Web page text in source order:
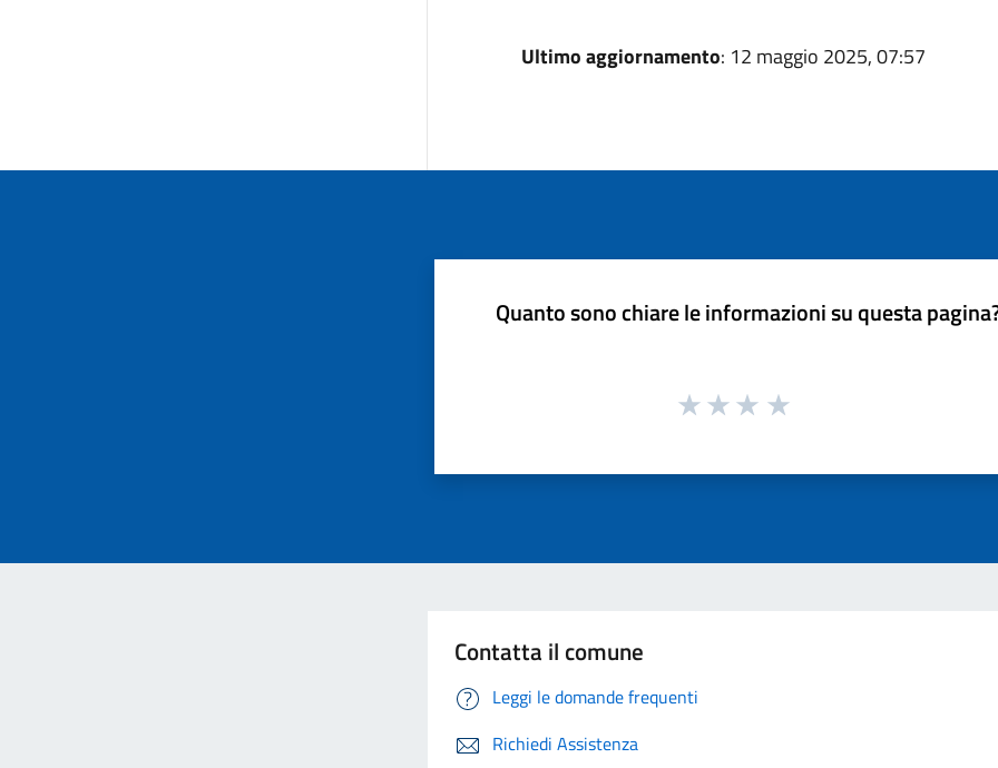
Ultimo aggiornamento: 12 maggio 2025, 07:57
Quanto sono chiare le informazioni su questa
Contatta il comune
Leggi le domande frequenti
Richiedi Assistenza